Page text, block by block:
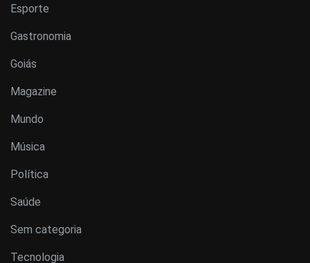
Esporte
Gastronomia
Goiás
Magazine
Mundo
Música
Política
Saúde
Sem categoria
Tecnologia